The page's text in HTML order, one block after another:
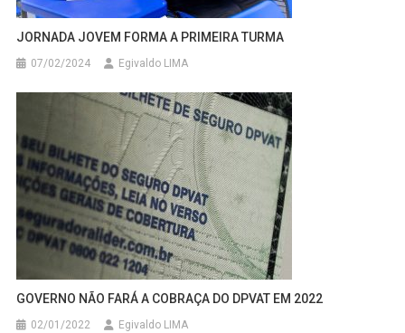
JORNADA JOVEM FORMA A PRIMEIRA TURMA
07/02/2024 Egivaldo LIMA
GOVERNO NÃO FARÁ A COBRAÇA DO DPVAT EM 2022
02/01/2022 Egivaldo LIMA